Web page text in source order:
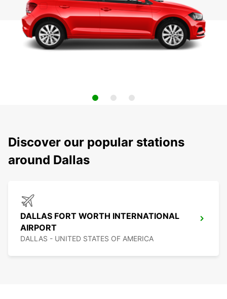
Discover our popular stations
around Dallas
DALLAS FORT WORTH INTERNATIONAL
AIRPORT
DALLAS - UNITED STATES OF AMERICA